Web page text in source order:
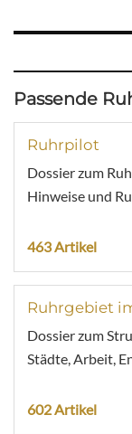
Passende
Ruhrpilot
Dossier zum
Hinweise und
463 Artikel
Ruhrgebiet
Dossier zum
Städte, Arbeit,
602 Artikel